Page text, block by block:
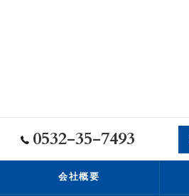
0532-35-7493
会社概要